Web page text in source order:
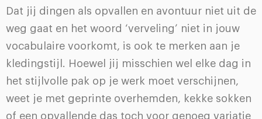
Dat jij dingen als opvallen en avontuur niet uit de
weg gaat en het woord ‘verveling’ niet in jouw
vocabulaire voorkomt, is ook te merken aan je
kledingstijl. Hoewel jij misschien wel elke dag in
het stijlvolle pak op je werk moet verschijnen,
weet je met geprinte overhemden, kekke sokken
of een opvallende das toch voor genoeg variatie